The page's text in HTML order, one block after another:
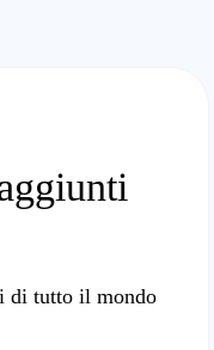
di tutto il mondo